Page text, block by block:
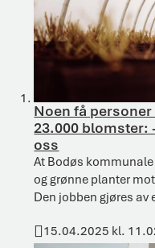
Noen få
23.000 blomster:
oss
At Bodøs
og grønne planter
Den jobben gjøres av
Publisert
15.04.2025 kl.